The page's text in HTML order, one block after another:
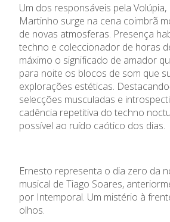
Um dos responsáveis pela
Martinho surge na cena coimbrã
de novas atmosferas. Presença
techno e coleccionador de horas
máximo o significado de amador
para noite os blocos de som que
explorações estéticas.
selecções musculadas e
cadência repetitiva do techno
possível ao ruído caótico dos dias.
Ernesto representa o dia zero da
musical de Tiago Soares,
por Intemporal. Um mistério à
olhos.